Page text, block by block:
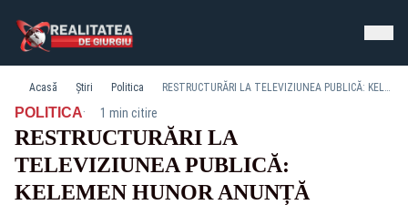
Acasă Știri Politica RESTRUCTURĂRI LA TELEVIZIUNEA PUBLICĂ: KELEMEN HUNOR ANUNȚĂ CONCEDIERI
POLITICA· 1 min citire
RESTRUCTURĂRI LA
TELEVIZIUNEA PUBLICĂ:
KELEMEN HUNOR ANUNȚĂ